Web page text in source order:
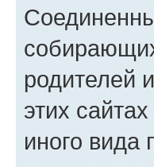
родителей
этих
иного вида